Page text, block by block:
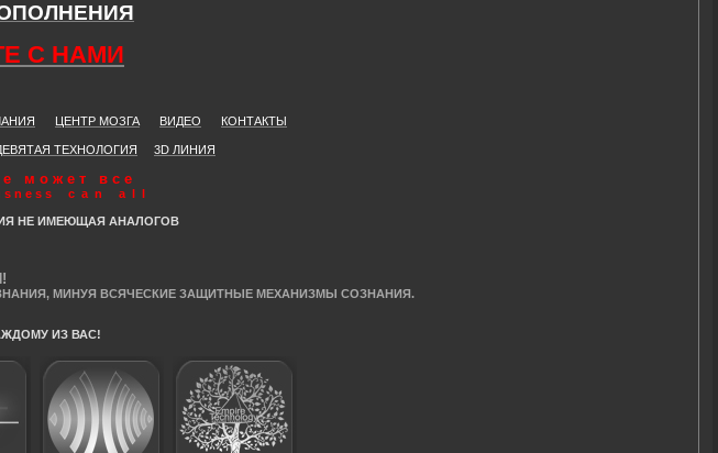
С НАМИ
ЦЕНТР МОЗГА ВИДЕО КОНТАКТЫ
ТЕХНОЛОГИЯ 3D ЛИНИЯ
е м о ж е т в с е
s n e s s c a n a l l
НЕ ИМЕЮЩАЯ АНАЛОГОВ
МИНУЯ ВСЯЧЕСКИЕ ЗАЩИТНЫЕ МЕХАНИЗМЫ СОЗНАНИЯ.
ИЗ ВАС!